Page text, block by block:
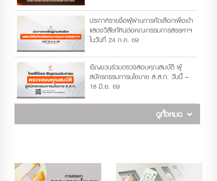
ประกาศรายชื่อผู้ผ่านการคัดเลือกเพื่อเข้า
แสดงวิสัยทัศน์ต่อคณะกรรมการสรรหาฯ
ในวันที่ 24 ก.ค. 69
เชิญชวนร่วมตรวจสอบคุณสมบัติ ผู้
สมัครกรรมการนโยบาย ส.ส.ท. วันนี้ –
18 มิ.ย. 69
ดูทั้งหมด